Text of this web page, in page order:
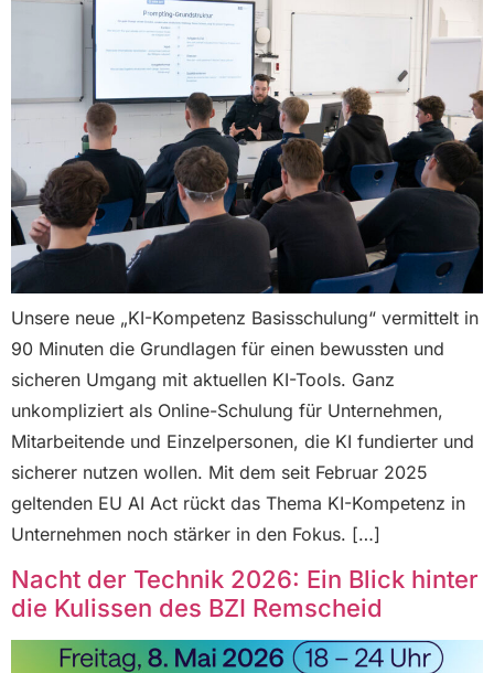
Unsere neue „KI-Kompetenz Basisschulung“ vermittelt in
90 Minuten die Grundlagen für einen bewussten und
sicheren Umgang mit aktuellen KI-Tools. Ganz
unkompliziert als Online-Schulung für Unternehmen,
Mitarbeitende und Einzelpersonen, die KI fundierter und
sicherer nutzen wollen. Mit dem seit Februar 2025
geltenden EU AI Act rückt das Thema KI-Kompetenz in
Unternehmen noch stärker in den Fokus. […]
Nacht der Technik 2026: Ein Blick hinter
die Kulissen des BZI Remscheid